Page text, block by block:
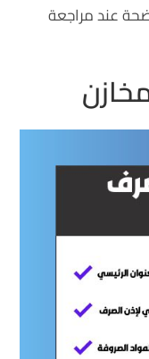
عند مراجعة